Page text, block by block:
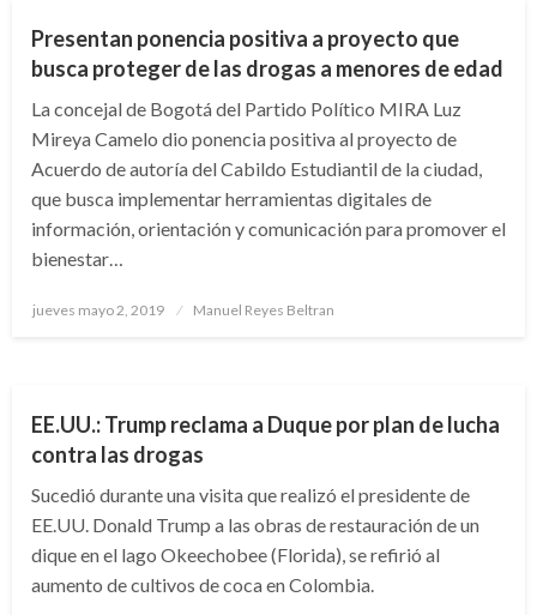
Presentan ponencia positiva a proyecto que
busca proteger de las drogas a menores de edad
La concejal de Bogotá del Partido Político MIRA Luz
Mireya Camelo dio ponencia positiva al proyecto de
Acuerdo de autoría del Cabildo Estudiantil de la ciudad,
que busca implementar herramientas digitales de
información, orientación y comunicación para promover el
bienestar…
Publicado
jueves mayo 2, 2019 Manuel Reyes Beltran
EE.UU.: Trump reclama a Duque por plan de lucha
contra las drogas
Sucedió durante una visita que realizó el presidente de
EE.UU. Donald Trump a las obras de restauración de un
dique en el lago Okeechobee (Florida), se refirió al
aumento de cultivos de coca en Colombia.